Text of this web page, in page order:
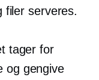
filer serveres.
tager for
og gengive